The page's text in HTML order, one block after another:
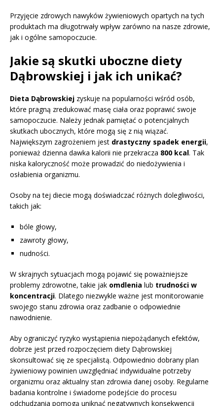
Przyjęcie zdrowych nawyków żywieniowych opartych na tych
produktach ma długotrwały wpływ zarówno na nasze zdrowie,
jak i ogólne samopoczucie.
Jakie są skutki uboczne diety
Dąbrowskiej i jak ich unikać?
Dieta Dąbrowskiej zyskuje na popularności wśród osób,
które pragną zredukować masę ciała oraz poprawić swoje
samopoczucie. Należy jednak pamiętać o potencjalnych
skutkach ubocznych, które mogą się z nią wiązać.
Największym zagrożeniem jest drastyczny spadek energii,
ponieważ dzienna dawka kalorii nie przekracza 800 kcal. Tak
niska kaloryczność może prowadzić do niedożywienia i
osłabienia organizmu.
Osoby na tej diecie mogą doświadczać różnych dolegliwości,
takich jak:
bóle głowy,
zawroty głowy,
nudności.
W skrajnych sytuacjach mogą pojawić się poważniejsze
problemy zdrowotne, takie jak omdlenia lub trudności w
koncentracji. Dlatego niezwykle ważne jest monitorowanie
swojego stanu zdrowia oraz zadbanie o odpowiednie
nawodnienie.
Aby ograniczyć ryzyko wystąpienia niepożądanych efektów,
dobrze jest przed rozpoczęciem diety Dąbrowskiej
skonsultować się ze specjalistą. Odpowiednio dobrany plan
żywieniowy powinien uwzględniać indywidualne potrzeby
organizmu oraz aktualny stan zdrowia danej osoby. Regularne
badania kontrolne i świadome podejście do procesu
odchudzania pomogą uniknąć negatywnych konsekwencji